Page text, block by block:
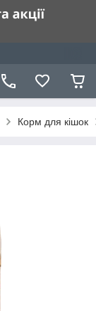
Корм для кішок